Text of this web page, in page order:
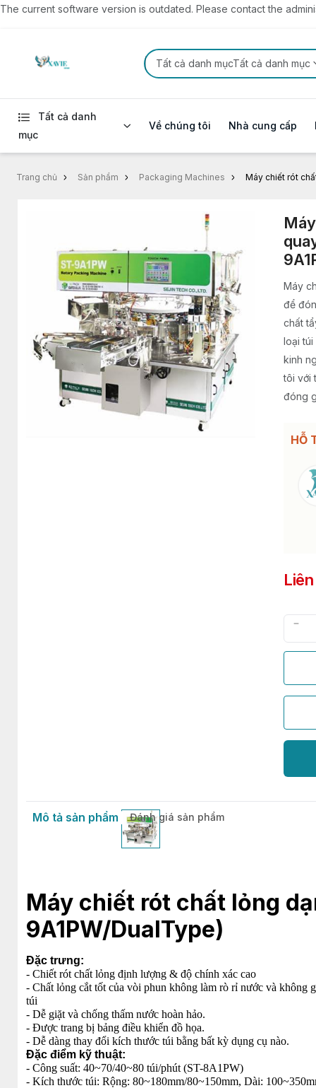
The current software version is outdated. Please contact the
Tất cả danh mụcTất cả danh mục
Tất cả danh
mục
Về chúng tôi Nhà cung cấp
Trang chủ Sản phẩm Packaging Machines Máy chiết rót
Máy
để
chất
loại
kinh
tôi với
đóng
HỖ
Mô tả sản phẩm Đánh giá sản phẩm
Máy chiết rót chất lỏng
9A1PW/DualType)
Đặc trưng:
- Chiết rót chất lỏng định lượng & độ chính xác cao
- Chất lỏng cắt tốt của vòi phun không làm rò rỉ nước và không
túi
- Dễ giặt và chống thấm nước hoàn hảo.
- Được trang bị bảng điều khiển đồ họa.
- Dễ dàng thay đổi kích thước túi bằng bất kỳ dụng cụ nào.
Đặc điểm kỹ thuật:
- Công suất: 40~70/40~80 túi/phút (ST-8A1PW)
- Kích thước túi: Rộng: 80~180mm/80~150mm, Dài: